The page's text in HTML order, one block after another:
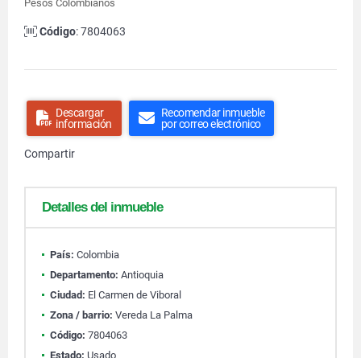
Pesos Colombianos
Código: 7804063
Descargar
información
Recomendar inmueble
por correo electrónico
Compartir
Detalles del inmueble
País: Colombia
Departamento: Antioquia
Ciudad: El Carmen de Viboral
Zona / barrio: Vereda La Palma
Código: 7804063
Estado: Usado